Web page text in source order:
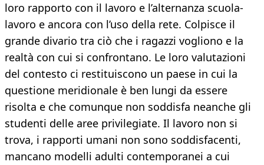
loro rapporto con il lavoro e l’alternanza scuola-
lavoro e ancora con l’uso della rete. Colpisce il
grande divario tra ciò che i ragazzi vogliono e la
realtà con cui si confrontano. Le loro valutazioni
del contesto ci restituiscono un paese in cui la
questione meridionale è ben lungi da essere
risolta e che comunque non soddisfa neanche gli
studenti delle aree privilegiate. Il lavoro non si
trova, i rapporti umani non sono soddisfacenti,
mancano modelli adulti contemporanei a cui